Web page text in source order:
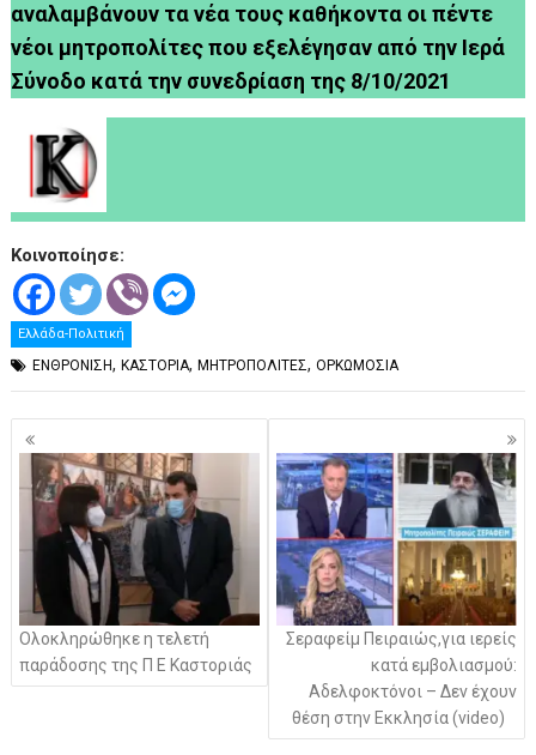
αναλαμβάνουν τα νέα τους καθήκοντα οι πέντε
νέοι μητροπολίτες που εξελέγησαν από την Ιερά
Σύνοδο κατά την συνεδρίαση της 8/10/2021
Κοινοποίησε:
Ελλάδα-Πολιτική
ΕΝΘΡΟΝΙΣΗ,ΚΑΣΤΟΡΙΑ,ΜΗΤΡΟΠΟΛΙΤΕΣ,ΟΡΚΩΜΟΣΙΑ
Πλοήγηση
άρθρων
Ολοκληρώθηκε η τελετή
παράδοσης της Π Ε Καστοριάς
Σεραφείμ Πειραιώς,για ιερείς
κατά εμβολιασμού:
Αδελφοκτόνοι – Δεν έχουν
θέση στην Εκκλησία (video)